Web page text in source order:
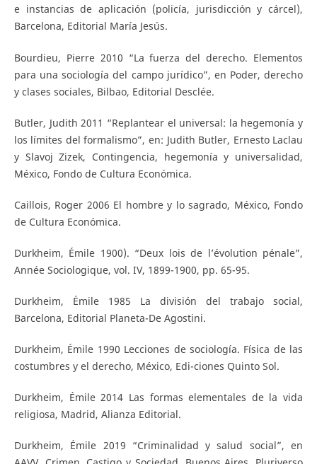
e instancias de aplicación (policía, jurisdicción y cárcel),
Barcelona, Editorial María Jesús.
Bourdieu, Pierre 2010 “La fuerza del derecho. Elementos
para una sociología del campo jurídico”, en Poder, derecho
y clases sociales, Bilbao, Editorial Desclée.
Butler, Judith 2011 “Replantear el universal: la hegemonía y
los límites del formalismo”, en: Judith Butler, Ernesto Laclau
y Slavoj Zizek, Contingencia, hegemonía y universalidad,
México, Fondo de Cultura Económica.
Caillois, Roger 2006 El hombre y lo sagrado, México, Fondo
de Cultura Económica.
Durkheim, Émile 1900). “Deux lois de l’évolution pénale”,
Année Sociologique, vol. IV, 1899-1900, pp. 65-95.
Durkheim, Émile 1985 La división del trabajo social,
Barcelona, Editorial Planeta-De Agostini.
Durkheim, Émile 1990 Lecciones de sociología. Física de las
costumbres y el derecho, México, Edi-ciones Quinto Sol.
Durkheim, Émile 2014 Las formas elementales de la vida
religiosa, Madrid, Alianza Editorial.
Durkheim, Émile 2019 “Criminalidad y salud social”, en